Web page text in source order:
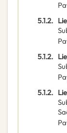
5.1.2.
5.1.2.
5.1.2.